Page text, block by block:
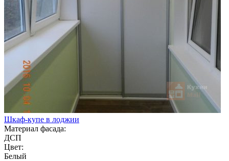
Шкаф-купе в лоджии
Материал фасада:
ДСП
Цвет:
Белый